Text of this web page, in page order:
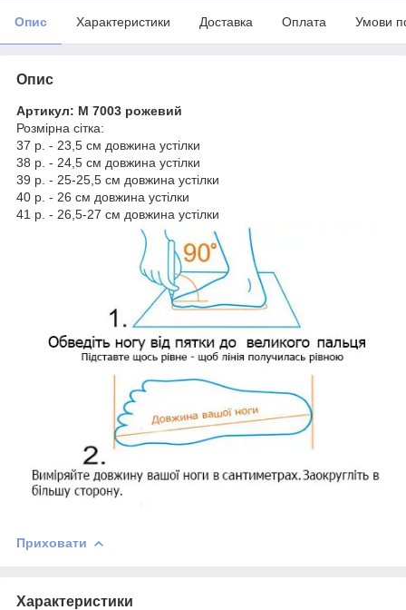
Опис Характеристики Доставка Оплата Умови
Опис
Артикул: М 7003 рожевий
Розмірна сітка:
37 р. - 23,5 см довжина устілки
38 р. - 24,5 см довжина устілки
39 р. - 25-25,5 см довжина устілки
40 р. - 26 см довжина устілки
41 р. - 26,5-27 см довжина устілки
Приховати
Характеристики